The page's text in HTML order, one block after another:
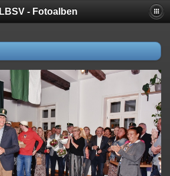
LBSV - Fotoalben